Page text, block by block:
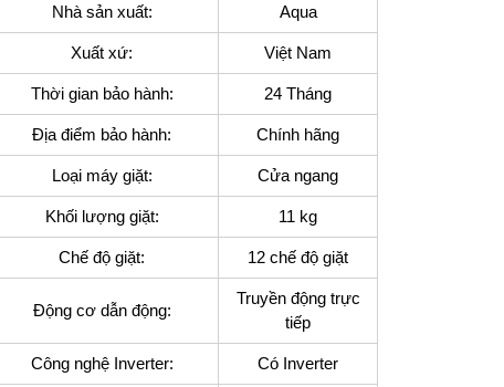
Nhà sản xuất: Aqua
Xuất xứ: Việt Nam
Thời gian bảo hành: 24 Tháng
Địa điểm bảo hành: Chính hãng
Loại máy giặt: Cửa ngang
Khối lượng giặt: 11 kg
Chế độ giặt: 12 chế độ giặt
Động cơ dẫn động:
Truyền động trực
tiếp
Công nghệ Inverter: Có Inverter